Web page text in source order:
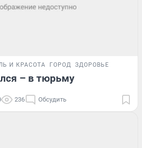
И КРАСОТА ГОРОД ЗДОРОВЬЕ
– в тюрьму
236 Обсудить